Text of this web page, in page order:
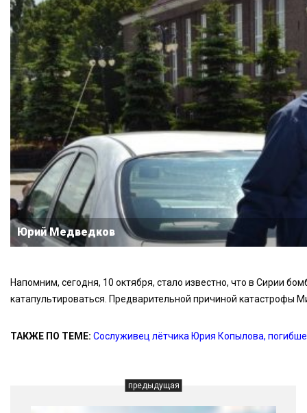
Юрий Медведков
Напомним, сегодня, 10 октября, стало известно, что в Сирии
катапультироваться. Предварительной причиной катастрофы
ТАКЖЕ ПО ТЕМЕ: Сослуживец лётчика Юрия Копылова,
предыдущая